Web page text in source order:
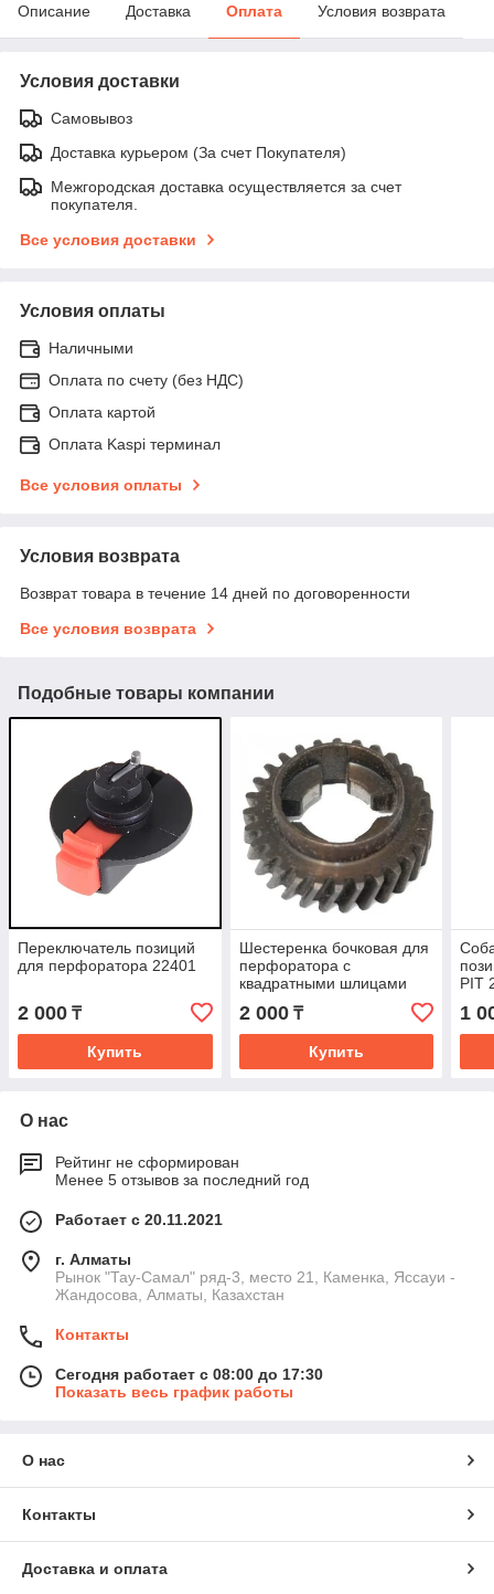
Описание Доставка Оплата Условия возврата
Условия доставки
Самовывоз
Доставка курьером (За счет Покупателя)
Межгородская доставка осуществляется за счет
покупателя.
Все условия доставки
Условия оплаты
Наличными
Оплата по счету (без НДС)
Оплата картой
Оплата Kaspi терминал
Все условия оплаты
Условия возврата
Возврат товара в течение 14 дней по договоренности
Все условия возврата
Подобные товары компании
Переключатель позиций
для перфоратора 22401
2 000 ₸
Купить
Шестеренка бочковая для
перфоратора с
квадратными шлицами
PIT P22601A
2 000₸
Купить
PIT
1
О нас
Рейтинг не сформирован
Менее 5 отзывов за последний год
Работает с 20.11.2021
г. Алматы
Рынок "Тау-Самал" ряд-3, место 21, Каменка, Яссауи -
Жандосова, Алматы, Казахстан
Контакты
Сегодня работает с 08:00 до 17:30
Показать весь график работы
О нас
Контакты
Доставка и оплата